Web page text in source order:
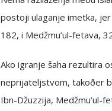
postoji ulaganje imetka,
182, i Medžmu’ul-fetava,
Ako igranje šaha rezultira
neprijateljstvom, takoðer
Ibn-Džuzzija, Medžmu’ul-